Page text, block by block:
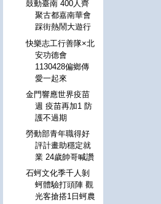
鼓動臺南 400人齊
聚古都嘉南華會
踩街熱鬧大遊行
快樂志工行善隊×北
安功德會
1130428偏鄉傳
愛一起來
金門響應世界疫苗
週 疫苗再加1 防
護不過期
勞動部青年職得好
評計畫助穩定就
業 24歲帥哥喊讚
石蚵文化季千人剝
蚵體驗打頭陣 觀
光客搶搭1日蚵農